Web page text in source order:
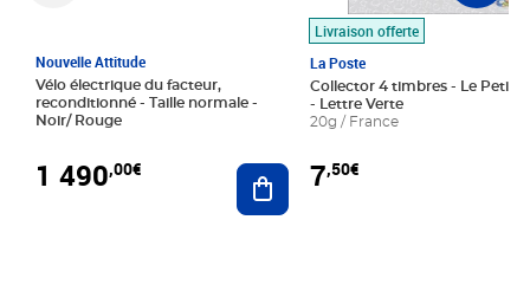
Nouvelle Attitude
Vélo électrique du facteur,
reconditionné - Taille normale -
Noir/ Rouge
1 490,00€ Ajouter au panier
Livraison offerte
La Poste
Collector 4 timbres - Le Petit
- Lettre Verte
20g / France
7,50€